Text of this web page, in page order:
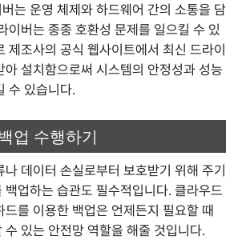
는 운영 체제와 하드웨어 간의 소통을 담
이버는 종종 호환성 문제를 일으킬 수 있
제조사의 공식 웹사이트에서 최신 드라이
아 설치함으로써 시스템의 안정성과 성능
수 있습니다.
업 수행하기
나 데이터 손실로부터 보호받기 위해 주기
백업하는 습관도 필수적입니다. 클라우드
드를 이용한 백업은 언제든지 필요할 때
수 있는 안전망 역할을 해줄 것입니다.